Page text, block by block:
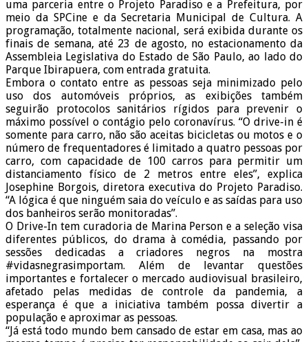
uma parceria entre o Projeto Paradiso e a Prefeitura, por
meio da SPCine e da Secretaria Municipal de Cultura. A
programação, totalmente nacional, será exibida durante os
finais de semana, até 23 de agosto, no estacionamento da
Assembleia Legislativa do Estado de São Paulo, ao lado do
Parque Ibirapuera, com entrada gratuita.
Embora o contato entre as pessoas seja minimizado pelo
uso dos automóveis próprios, as exibições também
seguirão protocolos sanitários rígidos para prevenir o
máximo possível o contágio pelo coronavírus. “O drive-in é
somente para carro, não são aceitas bicicletas ou motos e o
número de frequentadores é limitado a quatro pessoas por
carro, com capacidade de 100 carros para permitir um
distanciamento físico de 2 metros entre eles”, explica
Josephine Borgois, diretora executiva do Projeto Paradiso.
“A lógica é que ninguém saia do veículo e as saídas para uso
dos banheiros serão monitoradas”.
O Drive-In tem curadoria de Marina Person e a seleção visa
diferentes públicos, do drama à comédia, passando por
sessões dedicadas a criadores negros na mostra
#vidasnegrasimportam. Além de levantar questões
importantes e fortalecer o mercado audiovisual brasileiro,
afetado pelas medidas de controle da pandemia, a
esperança é que a iniciativa também possa divertir a
população e aproximar as pessoas.
“Já está todo mundo bem cansado de estar em casa, mas ao